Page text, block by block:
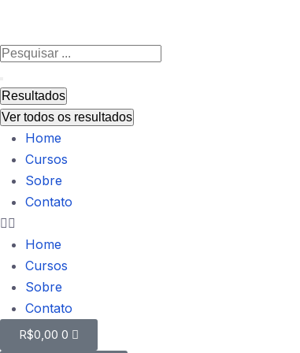
Resultados
Ver todos os resultados
Home
Cursos
Sobre
Contato
Home
Cursos
Sobre
Contato
R$0,00 0